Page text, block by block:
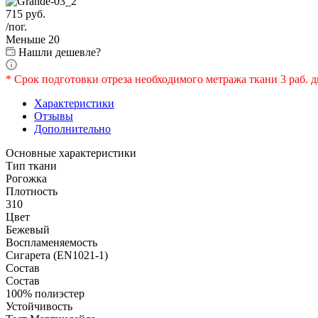
715 руб.
/пог.
Меньше 20
Нашли дешевле?
* Срок подготовки отреза необходимого метража ткани 3 раб.
Характеристики
Отзывы
Дополнительно
Основные характеристики
Тип ткани
Рогожка
Плотность
310
Цвет
Бежевый
Воспламеняемость
Сигарета (EN1021-1)
Состав
Состав
100% полиэстер
Устойчивость